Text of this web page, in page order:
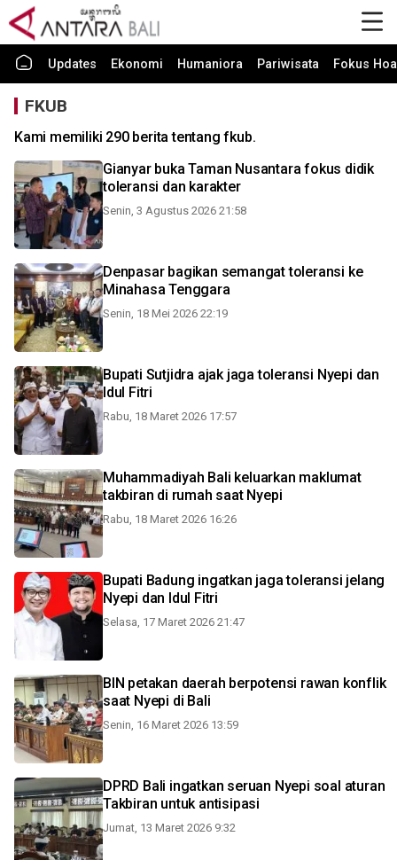
Updates Ekonomi Humaniora Pariwisata Fokus
FKUB
Kami memiliki 290 berita tentang fkub.
Gianyar buka Taman Nusantara fokus didik
toleransi dan karakter
Senin, 3 Agustus 2026 21:58
Denpasar bagikan semangat toleransi ke
Minahasa Tenggara
Senin, 18 Mei 2026 22:19
Bupati Sutjidra ajak jaga toleransi Nyepi dan
Idul Fitri
Rabu, 18 Maret 2026 17:57
Muhammadiyah Bali keluarkan maklumat
takbiran di rumah saat Nyepi
Rabu, 18 Maret 2026 16:26
Bupati Badung ingatkan jaga toleransi jelang
Nyepi dan Idul Fitri
Selasa, 17 Maret 2026 21:47
BIN petakan daerah berpotensi rawan konflik
saat Nyepi di Bali
Senin, 16 Maret 2026 13:59
DPRD Bali ingatkan seruan Nyepi soal aturan
Takbiran untuk antisipasi
Jumat, 13 Maret 2026 9:32